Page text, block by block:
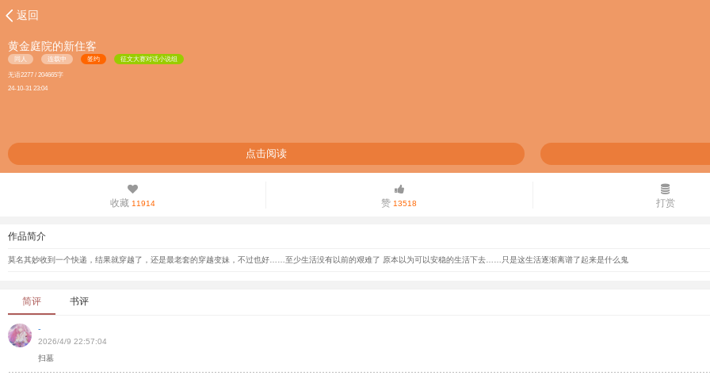
返回
黄金庭院的新住客
同人 连载中 签约 征文大赛对话小说组
无语2277 / 204665字
24-10-31 23:04
点击阅读
收藏 11914 赞 13518 打赏
作品简介
莫名其妙收到一个快递，结果就穿越了，还是最老套的穿越变妹，不过也好……至少生活没有以前的艰难了 原本以为可以安稳的生活下去……只是这生活逐渐离谱了起来是什么鬼
简评 书评
-
2026/4/9 22:57:04
扫墓